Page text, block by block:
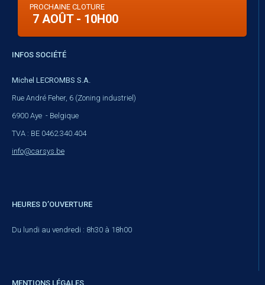
PROCHAINE CLOTURE
7 AOÛT - 10H00
INFOS SOCIÉTÉ
Michel LECROMBS S.A.
Rue André Feher, 6 (Zoning industriel)
6900 Aye - Belgique
TVA : BE 0462.340.404
info@carsys.be
HEURES D’OUVERTURE
Du lundi au vendredi : 8h30 à 18h00
MENTIONS LÉGALES